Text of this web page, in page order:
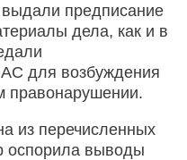
предписание
дела, как и в
для возбуждения
правонарушении.
из перечисленных
оспорила выводы